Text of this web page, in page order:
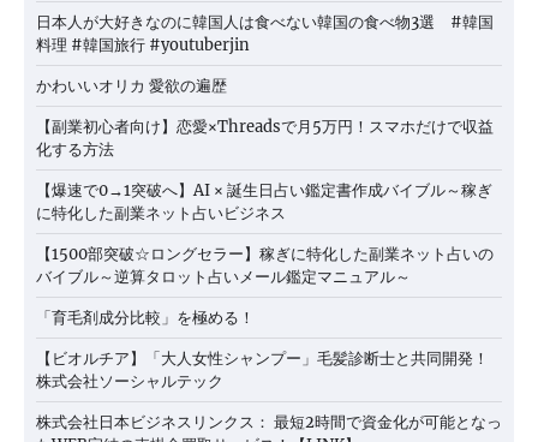
日本人が大好きなのに韓国人は食べない韓国の食べ物3選 #韓国
料理 #韓国旅行 #youtuberjin
かわいいオリカ 愛欲の遍歴
【副業初心者向け】恋愛×Threadsで月5万円！スマホだけで収益
化する方法
【爆速で0→1突破へ】AI × 誕生日占い鑑定書作成バイブル～稼ぎ
に特化した副業ネット占いビジネス
【1500部突破☆ロングセラー】稼ぎに特化した副業ネット占いの
バイブル～逆算タロット占いメール鑑定マニュアル～
「育毛剤成分比較」を極める！
【ビオルチア】「大人女性シャンプー」毛髪診断士と共同開発！
株式会社ソーシャルテック
株式会社日本ビジネスリンクス： 最短2時間で資金化が可能となっ